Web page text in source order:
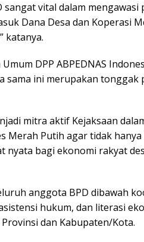
sangat vital dalam
Dana Desa dan Koperasi
katanya.
DPP ABPEDNAS
sama ini merupakan
mitra aktif Kejaksaan
Merah Putih agar tidak
nyata bagi ekonomi rakyat
anggota BPD dibawah
hukum, dan literasi
dan Kabupaten/Kota.